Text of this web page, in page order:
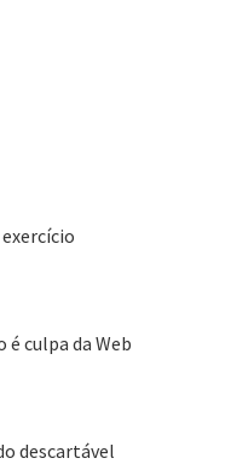
culpa da Web
descartável